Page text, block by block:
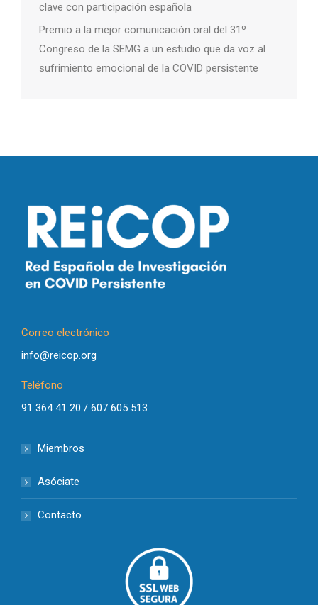
clave con participación española
Premio a la mejor comunicación oral del 31º
Congreso de la SEMG a un estudio que da voz al
sufrimiento emocional de la COVID persistente
Correo electrónico
info@reicop.org
Teléfono
91 364 41 20 / 607 605 513
Miembros
Asóciate
Contacto